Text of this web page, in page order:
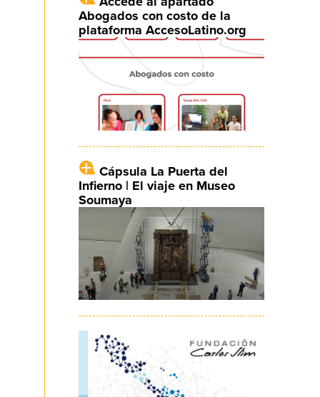
Abogados con costo de la
plataforma AccesoLatino.org
Cápsula La Puerta del
Infierno | El viaje en Museo
Soumaya